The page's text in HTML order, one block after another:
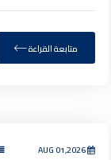
متابعة القراءة
AUG 01,2026